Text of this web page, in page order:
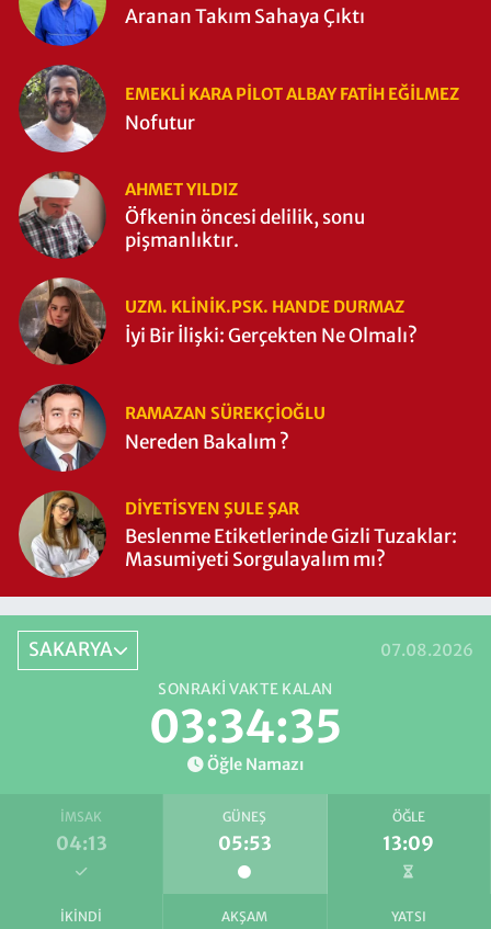
Aranan Takım Sahaya Çıktı
EMEKLI KARA PILOT ALBAY FATIH EĞİLMEZ
Nofutur
AHMET YILDIZ
Öfkenin öncesi delilik, sonu
pişmanlıktır.
UZM. KLINIK.PSK. HANDE DURMAZ
İyi Bir İlişki: Gerçekten Ne Olmalı?
RAMAZAN SÜREKÇIOĞLU
Nereden Bakalım ?
DIYETISYEN ŞULE ŞAR
Beslenme Etiketlerinde Gizli Tuzaklar:
Masumiyeti Sorgulayalım mı?
SAKARYA 07.08.2026
SONRAKI VAKTE KALAN
03:34:34
Öğle Namazı
İMSAK
04:13
GÜNEŞ
05:53
ÖĞLE
13:09
İKINDI AKŞAM YATSI